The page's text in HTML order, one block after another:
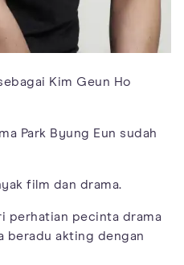
Kim Geun Ho
Park Byung Eun sudah
film dan drama.
perhatian pecinta drama
beradu akting dengan